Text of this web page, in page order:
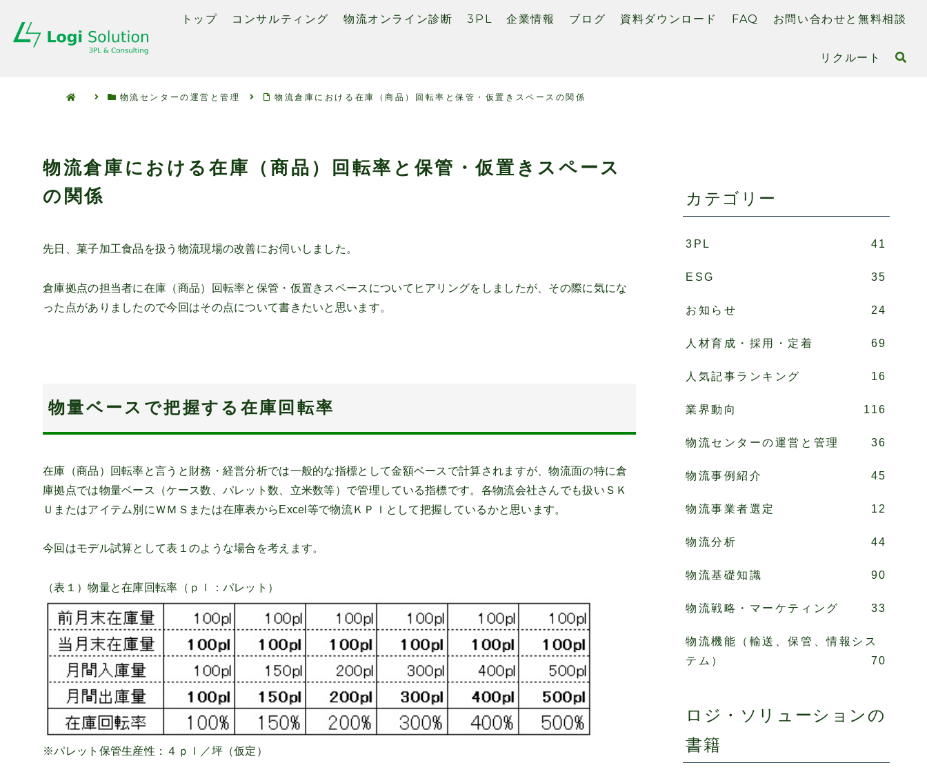
トップ コンサルティング 物流オンライン診断 3PL 企業情報 ブログ 資料ダウンロード FAQ お問い合わせと無料相談
リクルート
物流センターの運営と管理 物流倉庫における在庫（商品）回転率と保管・仮置きスペースの関係
物流倉庫における在庫（商品）回転率と保管・仮置きスペース
の関係
先日、菓子加工食品を扱う物流現場の改善にお伺いしました。
倉庫拠点の担当者に在庫（商品）回転率と保管・仮置きスペースについてヒアリングをしましたが、その際に気にな
った点がありましたので今回はその点について書きたいと思います。
物量ベースで把握する在庫回転率
在庫（商品）回転率と言うと財務・経営分析では一般的な指標として金額ベースで計算されますが、物流面の特に倉
庫拠点では物量ベース（ケース数、パレット数、立米数等）で管理している指標です。各物流会社さんでも扱いＳＫ
Ｕまたはアイテム別にＷＭＳまたは在庫表からExcel等で物流ＫＰＩとして把握しているかと思います。
今回はモデル試算として表１のような場合を考えます。
（表１）物量と在庫回転率（ｐｌ：パレット）
※パレット保管生産性：４ｐｌ／坪（仮定）
カテゴリー
3PL 41
ESG 35
お知らせ 24
人材育成・採用・定着 69
人気記事ランキング 16
業界動向 116
物流センターの運営と管理 36
物流事例紹介 45
物流事業者選定 12
物流分析 44
物流基礎知識 90
物流戦略・マーケティング 33
物流機能（輸送、保管、情報シス
テム）
70
ロジ・ソリューションの
書籍